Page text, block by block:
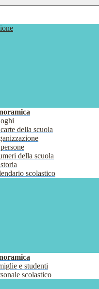
della scuola
della scuola
scolastico
e studenti
scolastico